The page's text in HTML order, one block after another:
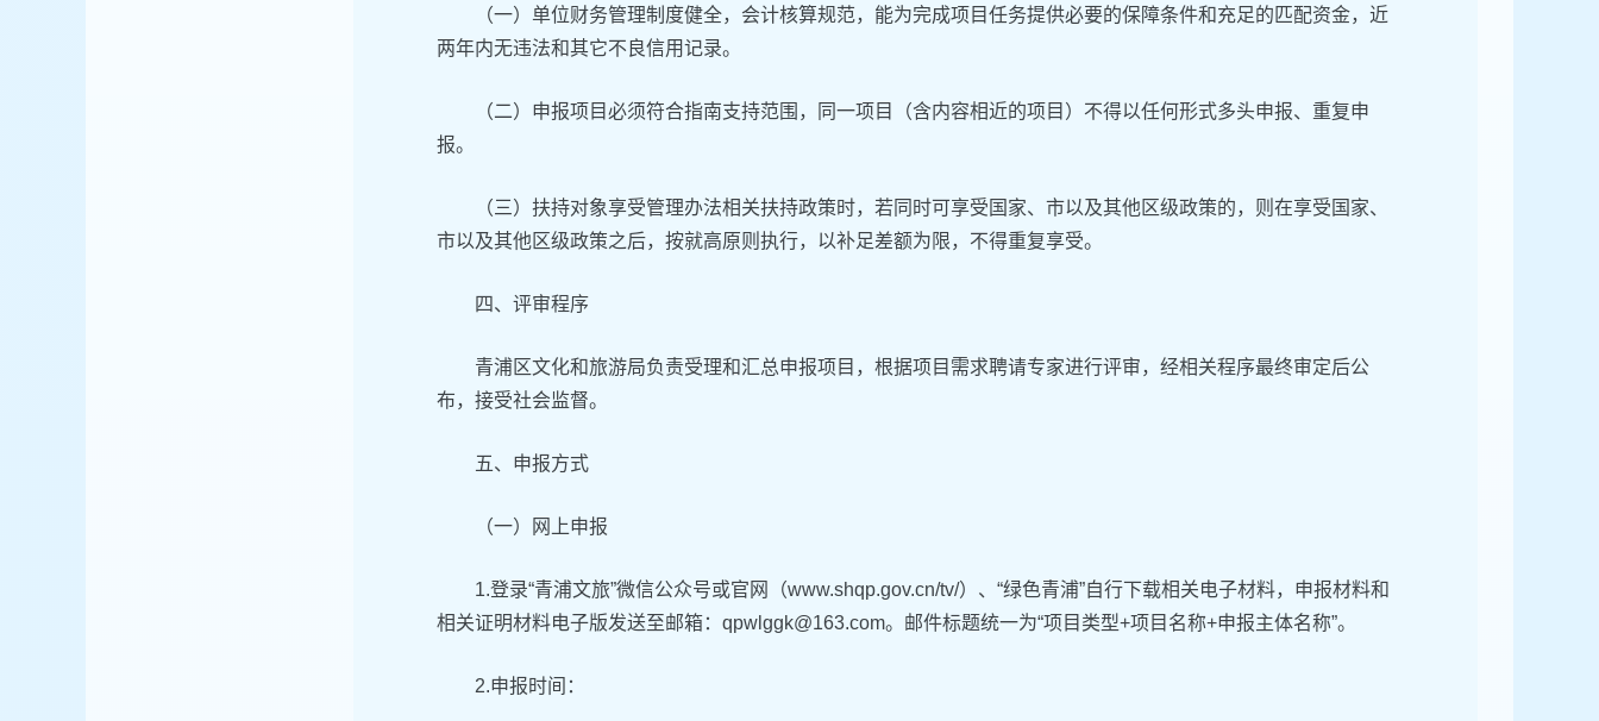
（一）单位财务管理制度健全，会计核算规范，能为完成项目任务提供必要的保障条件和充足的匹配资金，近
两年内无违法和其它不良信用记录。
（二）申报项目必须符合指南支持范围，同一项目（含内容相近的项目）不得以任何形式多头申报、重复申
报。
（三）扶持对象享受管理办法相关扶持政策时，若同时可享受国家、市以及其他区级政策的，则在享受国家、
市以及其他区级政策之后，按就高原则执行，以补足差额为限，不得重复享受。
四、评审程序
青浦区文化和旅游局负责受理和汇总申报项目，根据项目需求聘请专家进行评审，经相关程序最终审定后公
布，接受社会监督。
五、申报方式
（一）网上申报
1.登录“青浦文旅”微信公众号或官网（www.shqp.gov.cn/tv/）、“绿色青浦”自行下载相关电子材料，申报材料和
相关证明材料电子版发送至邮箱：qpwlggk@163.com。邮件标题统一为“项目类型+项目名称+申报主体名称”。
2.申报时间：